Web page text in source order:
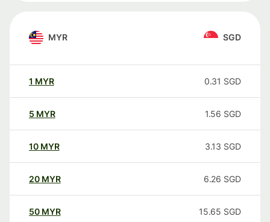
MYR SGD
1 MYR 0.31 SGD
5 MYR 1.56 SGD
10 MYR 3.13 SGD
20 MYR 6.26 SGD
50 MYR 15.65 SGD